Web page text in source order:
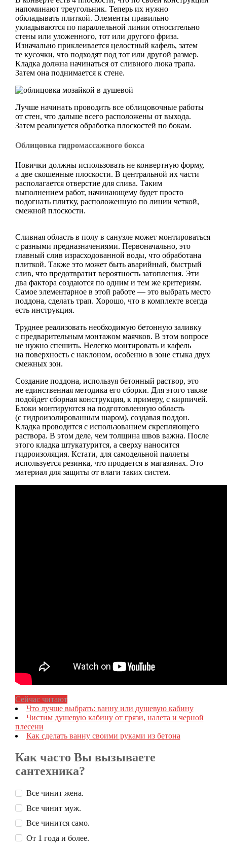
напоминают треугольник. Теперь их нужно
обкладывать плиткой. Элементы правильно
укладываются по параллельной линии относительно
стены или уложенного, тот или другого фриза.
Изначально приклеивается целостный кафель, затем
те кусочки, что подходят под тот или другой размер.
Кладка должна начинаться от сливного люка трапа.
Затем она поднимается к стене.
Лучше начинать проводить все облицовочные работы
от стен, что дальше всего расположены от выхода.
Затем реализуется обработка плоскостей по бокам.
Облицовка гидромассажного бокса
Новички должны использовать не конвертную форму,
а две скошенные плоскости. В центральной их части
располагается отверстие для слива. Таким
выполнением работ, начинающему будет просто
подогнать плитку, расположенную по линии четкой,
смежной плоскости.
Сливная область в полу в санузле может монтироваться
с разными предназначениями. Первоначально, это
главный слив израсходованной воды, что обработана
плиткой. Также это может быть аварийный, быстрый
слив, что предотвратит вероятность затопления. Эти
два фактора создаются по одним и тем же критериям.
Самое элементарное в этой работе — это выбрать место
поддона, сделать трап. Хорошо, что в комплекте всегда
есть инструкция.
Труднее реализовать необходимую бетонную заливку
с предварительным монтажом маячков. В этом вопросе
не нужно спешить. Нелегко монтировать и кафель
на поверхность с наклоном, особенно в зоне стыка двух
смежных зон.
Создание поддона, используя бетонный раствор, это
не единственная методика его сборки. Для этого также
подойдет сборная конструкция, к примеру, с кирпичей.
Блоки монтируются на подготовленную область
(с гидроизолированным шаром), создавая поддон.
Кладка проводится с использованием скрепляющего
раствора. В этом деле, чем толщина швов важна. После
этого кладка штукатурится, а сверху наносится
гидроизоляция. Кстати, для самодельной паллеты
используется резинка, что продается в магазинах. Это
материал для защиты от влаги таких систем.
Сейчас читают
Что лучше выбрать: ванну или душевую кабину
Чистим душевую кабину от грязи, налета и черной
плесени
Как сделать ванну своими руками из бетона
Как часто Вы вызываете
сантехника?
Все чинит жена.
Все чинит муж.
Все чинится само.
От 1 года и более.